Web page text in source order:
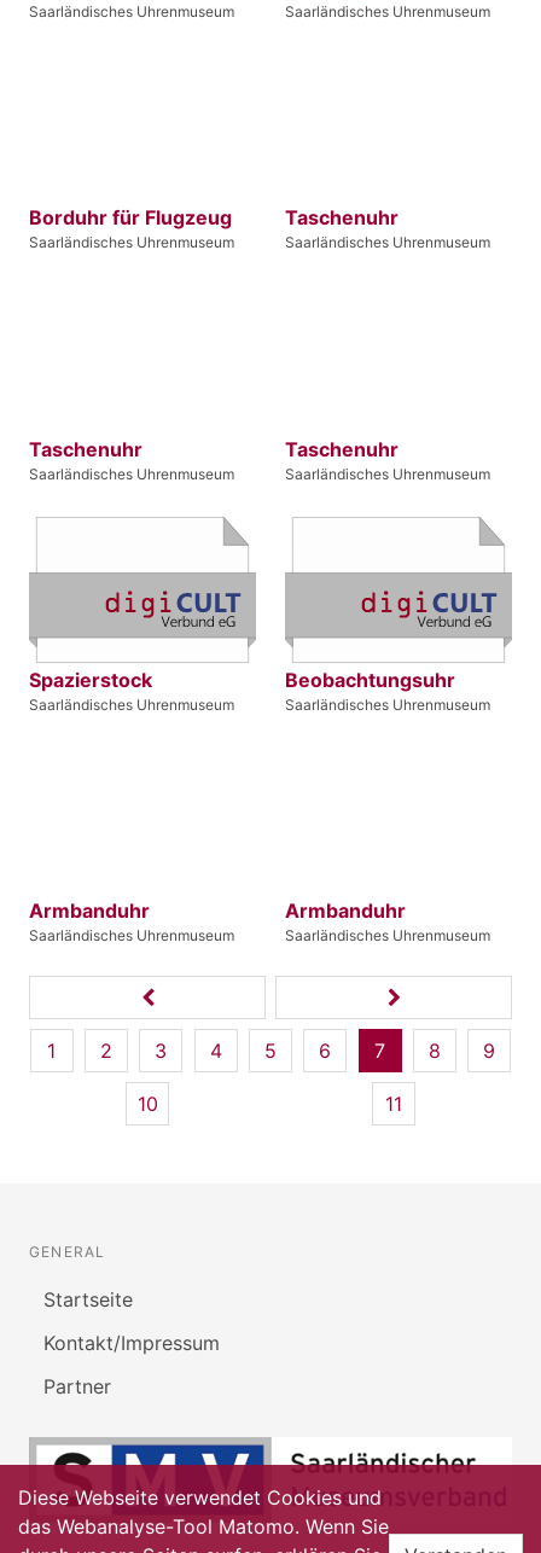
Saarländisches Uhrenmuseum Saarländisches Uhrenmuseum
Borduhr für Flugzeug
Saarländisches Uhrenmuseum
Taschenuhr
Saarländisches Uhrenmuseum
Taschenuhr
Saarländisches Uhrenmuseum
Taschenuhr
Saarländisches Uhrenmuseum
Spazierstock
Saarländisches Uhrenmuseum
Beobachtungsuhr
Saarländisches Uhrenmuseum
Armbanduhr
Saarländisches Uhrenmuseum
Armbanduhr
Saarländisches Uhrenmuseum
1 2 3 4 5 6 7 8 9
10 11
GENERAL
Startseite
Kontakt/Impressum
Partner
Diese Webseite verwendet Cookies und
das Webanalyse-Tool Matomo. Wenn Sie